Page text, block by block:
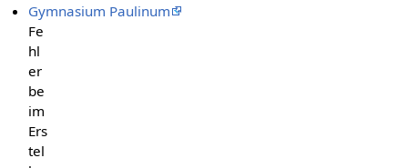
Gymnasium Paulinum
Fe
hl
er
be
im
Ers
tel